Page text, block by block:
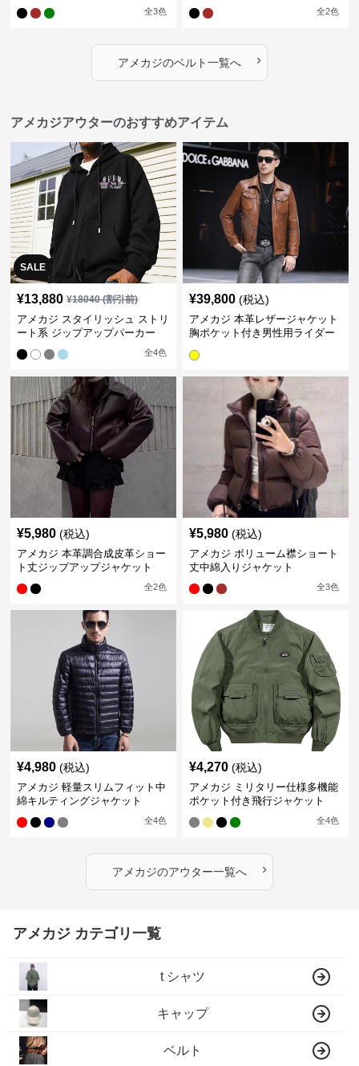
全3色 全2色
アメカジのベルト一覧へ ›
アメカジアウターのおすすめアイテム
SALE
¥13,880 ¥18040(割引前)
アメカジ スタイリッシュ ストリ
ート系 ジップアップパーカー
全4色
¥39,800 (税込)
アメカジ 本革レザージャケット
胸ポケット付き男性用ライダー
¥5,980 (税込)
アメカジ 本革調合成皮革ショー
ト丈ジップアップジャケット
全2色
¥5,980 (税込)
アメカジ ボリューム襟ショート
丈中綿入りジャケット
全3色
¥4,980 (税込)
アメカジ 軽量スリムフィット中
綿キルティングジャケット
全4色
¥4,270 (税込)
アメカジ ミリタリー仕様多機能
ポケット付き飛行ジャケット
全4色
アメカジのアウター一覧へ ›
アメカジ カテゴリ一覧
t シャツ
キャップ
ベルト